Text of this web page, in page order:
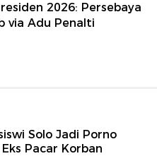
2026: Persebaya
via Adu Penalti
Solo Jadi Porno
Pacar Korban